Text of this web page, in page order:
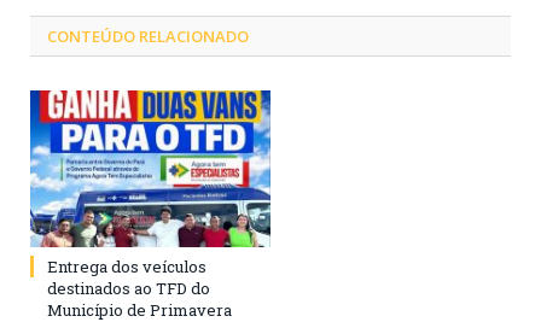
CONTEÚDO RELACIONADO
Entrega dos veículos
destinados ao TFD do
Município de Primavera